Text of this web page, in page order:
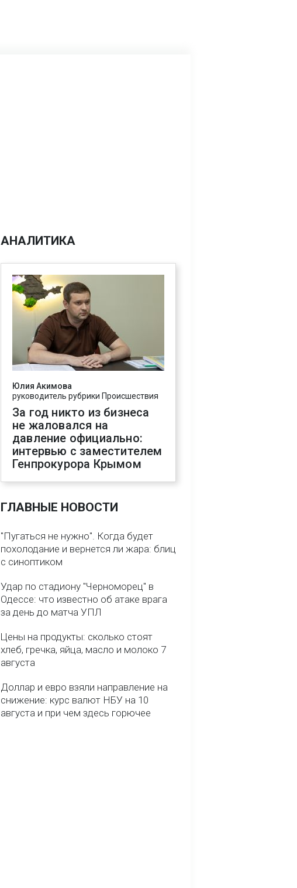
АНАЛИТИКА
Юлия Акимова
руководитель рубрики Происшествия
За год никто из бизнеса
не жаловался на
давление официально:
интервью с заместителем
Генпрокурора Крымом
ГЛАВНЫЕ НОВОСТИ
"Пугаться не нужно". Когда будет
похолодание и вернется ли жара: блиц
с синоптиком
Удар по стадиону "Черноморец" в
Одессе: что известно об атаке врага
за день до матча УПЛ
Цены на продукты: сколько стоят
хлеб, гречка, яйца, масло и молоко 7
августа
Доллар и евро взяли направление на
снижение: курс валют НБУ на 10
августа и при чем здесь горючее